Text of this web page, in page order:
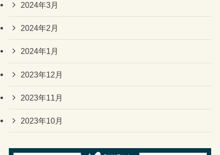
2024年3月
2024年2月
2024年1月
2023年12月
2023年11月
2023年10月